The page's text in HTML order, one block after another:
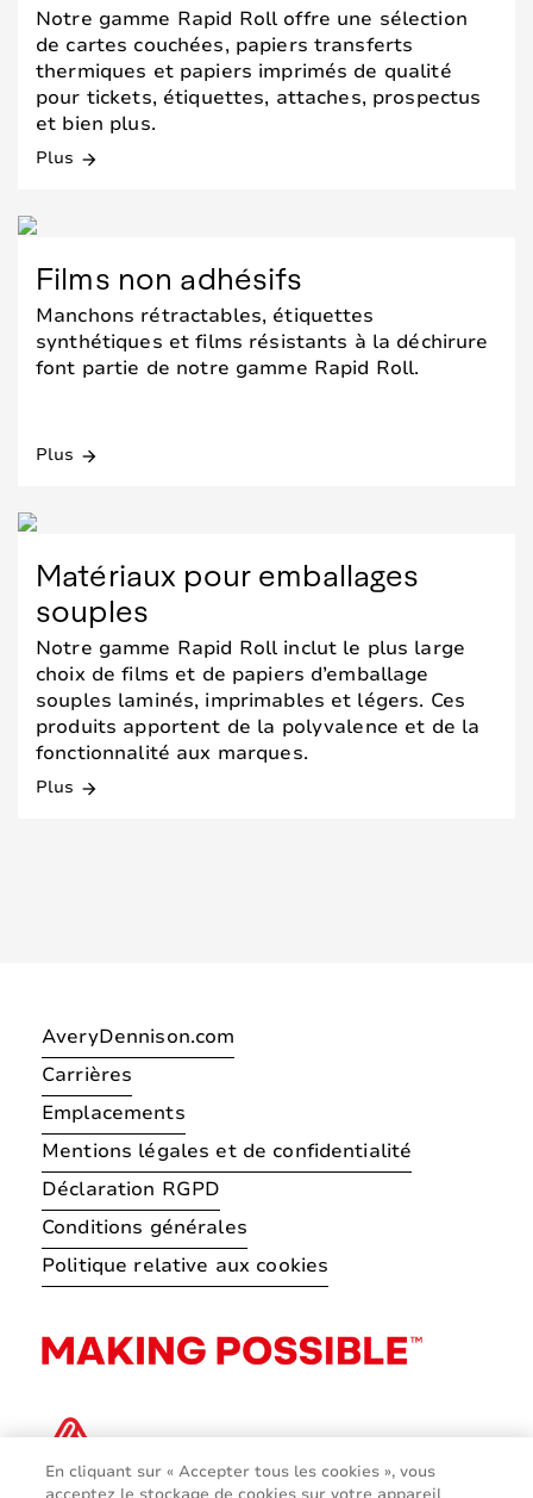
Notre gamme Rapid Roll offre une sélection
de cartes couchées, papiers transferts
thermiques et papiers imprimés de qualité
pour tickets, étiquettes, attaches, prospectus
et bien plus.
Plus arrow_forward
Films non adhésifs
Manchons rétractables, étiquettes
synthétiques et films résistants à la déchirure
font partie de notre gamme Rapid Roll.
Plus arrow_forward
Matériaux pour emballages
souples
Notre gamme Rapid Roll inclut le plus large
choix de films et de papiers d’emballage
souples laminés, imprimables et légers. Ces
produits apportent de la polyvalence et de la
fonctionnalité aux marques.
Plus arrow_forward
AveryDennison.com
Carrières
Emplacements
Mentions légales et de confidentialité
Déclaration RGPD
Conditions générales
Politique relative aux cookies
En cliquant sur « Accepter tous les cookies », vous